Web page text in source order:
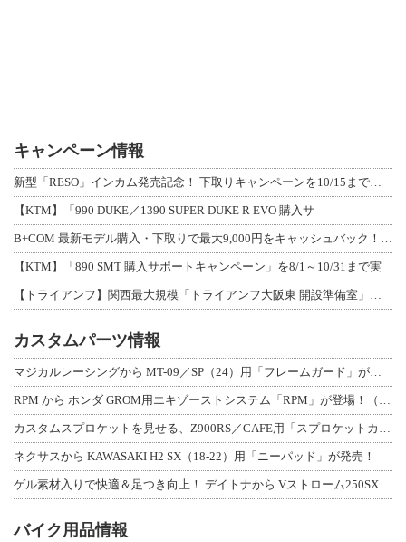
キャンペーン情報
【KTM】「990 DUKE／1390 SUPER DUKE R EVO 購入サ
【KTM】「890 SMT 購入サポートキャンペーン」を8/1～10/31まで実
カスタムパーツ情報
ネクサスから KAWASAKI H2 SX（18-22）用「ニーパッド」が発売！
バイク用品情報